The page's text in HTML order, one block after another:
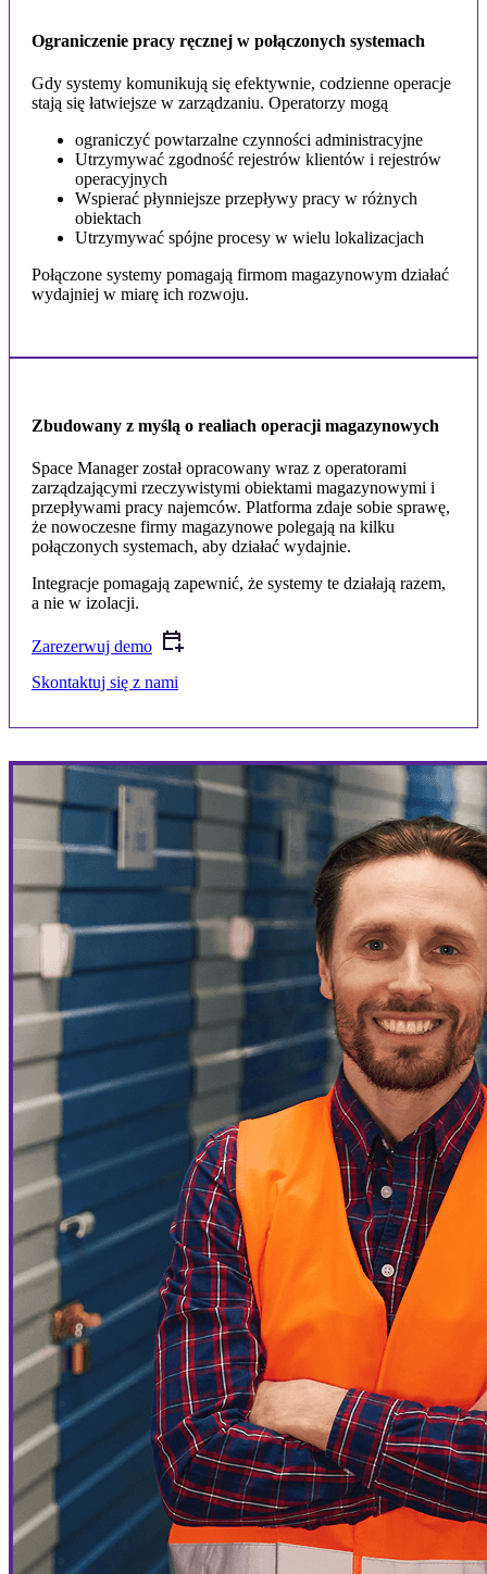
Ograniczenie pracy ręcznej w połączonych systemach
Gdy systemy komunikują się efektywnie, codzienne operacje
stają się łatwiejsze w zarządzaniu. Operatorzy mogą
ograniczyć powtarzalne czynności administracyjne
Utrzymywać zgodność rejestrów klientów i rejestrów
operacyjnych
Wspierać płynniejsze przepływy pracy w różnych
obiektach
Utrzymywać spójne procesy w wielu lokalizacjach
Połączone systemy pomagają firmom magazynowym działać
wydajniej w miarę ich rozwoju.
Zbudowany z myślą o realiach operacji magazynowych
Space Manager został opracowany wraz z operatorami
zarządzającymi rzeczywistymi obiektami magazynowymi i
przepływami pracy najemców. Platforma zdaje sobie sprawę,
że nowoczesne firmy magazynowe polegają na kilku
połączonych systemach, aby działać wydajnie.
Integracje pomagają zapewnić, że systemy te działają razem,
a nie w izolacji.
Zarezerwuj demo
Skontaktuj się z nami